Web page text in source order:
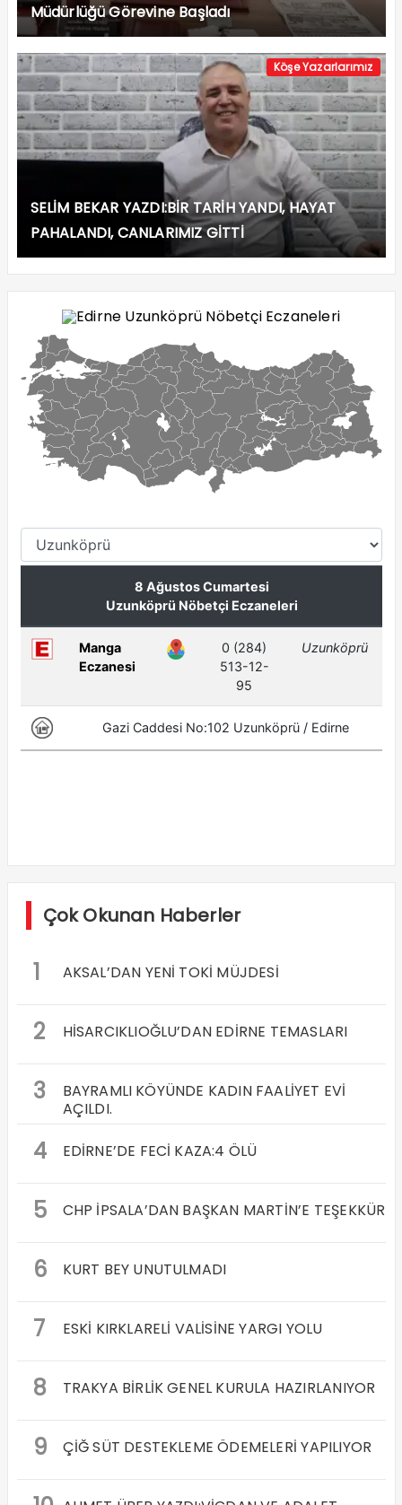
Müdürlüğü Görevine Başladı
Köşe Yazarlarımız
SELİM BEKAR YAZDI:BİR TARİH YANDI, HAYAT
PAHALANDI, CANLARIMIZ GİTTİ
Çok Okunan Haberler
1 AKSAL’DAN YENİ TOKİ MÜJDESİ
2 HİSARCIKLIOĞLU’DAN EDİRNE TEMASLARI
3
BAYRAMLI KÖYÜNDE KADIN FAALİYET EVİ
AÇILDI.
4 EDİRNE’DE FECİ KAZA:4 ÖLÜ
5 CHP İPSALA’DAN BAŞKAN MARTİN’E TEŞEKKÜR
6 KURT BEY UNUTULMADI
7 ESKİ KIRKLARELİ VALİSİNE YARGI YOLU
8 TRAKYA BİRLİK GENEL KURULA HAZIRLANIYOR
9 ÇİĞ SÜT DESTEKLEME ÖDEMELERİ YAPILIYOR